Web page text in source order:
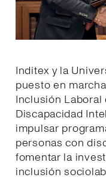
Inditex y la
puesto en
Inclusión Laboral
Discapacidad
impulsar
personas con
fomentar la
inclusión